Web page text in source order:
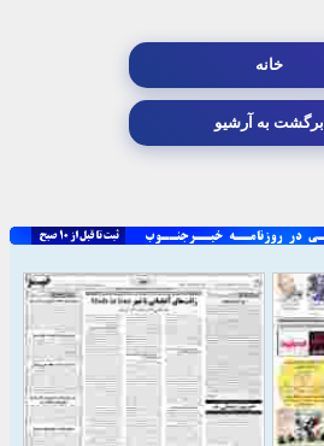
خانه
برگشت به آرشیو